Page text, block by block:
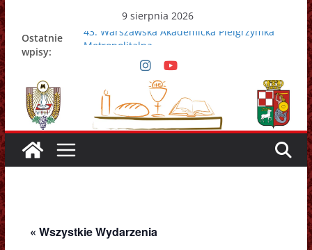
Przejdź
do
treści
9 sierpnia 2026
Ostatnie
wpisy:
43. Warszawska Akademicka Pielgrzymka
Metropolitalna
Nowy Papież – Leon XIV
Zmarł papież Franciszek
Adrian Galbas nowym metropolitą
warszawskim
Zmarł ks. prałat Kazimierz Apel
« Wszystkie Wydarzenia